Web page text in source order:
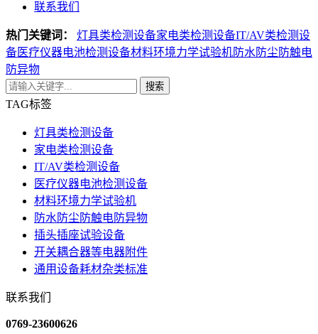
联系我们
热门关键词： 灯具类检测设备家电类检测设备IT/AV类检测设
备医疗仪器电池检测设备材料环境力学试验机防水防尘防触电
防异物
搜索
TAG标签
灯具类检测设备
家电类检测设备
IT/AV类检测设备
医疗仪器电池检测设备
材料环境力学试验机
防水防尘防触电防异物
插头插座试验设备
开关耦合器等电器附件
通用设备耗材杂类标准
联系我们
0769-23600626